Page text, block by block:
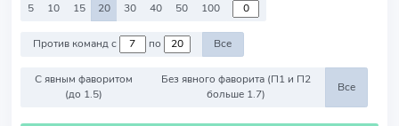
5 10 15 20 30 40 50 100
Против команд с по Все
С явным фаворитом
(до 1.5)
Без явного фаворита (П1 и П2
больше 1.7)
Все